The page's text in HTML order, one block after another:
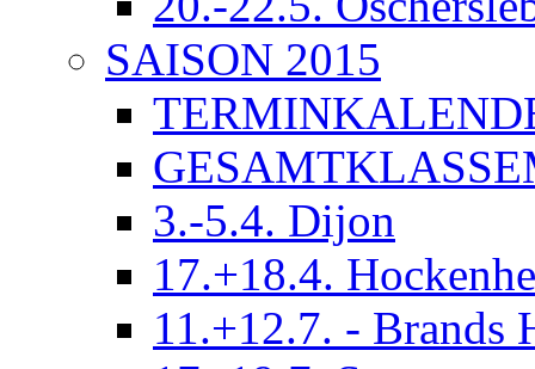
SAISON 2015
3.-5.4. Dijon
17.+18.4.
11.+12.7. - Brands